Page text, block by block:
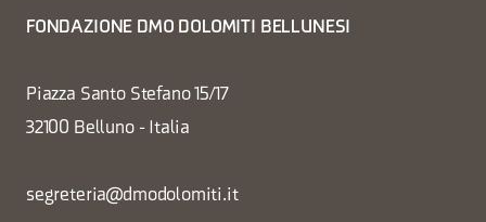
FONDAZIONE DMO DOLOMITI BELLUNESI
Piazza Santo Stefano 15/17
32100 Belluno - Italia
segreteria@dmodolomiti.it